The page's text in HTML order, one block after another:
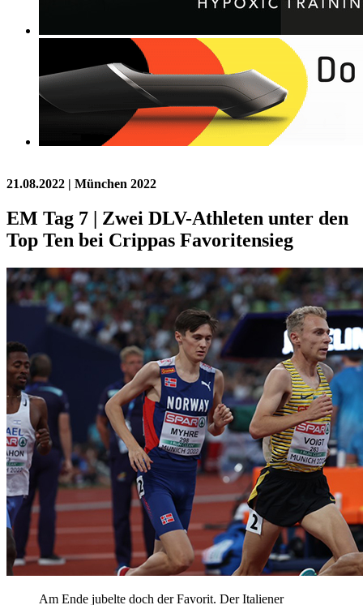
21.08.2022 | München 2022
EM Tag 7 | Zwei DLV-Athleten unter den
Top Ten bei Crippas Favoritensieg
Am Ende jubelte doch der Favorit. Der Italiener